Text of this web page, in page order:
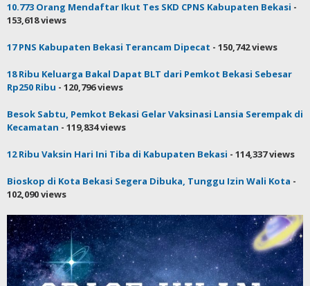
10.773 Orang Mendaftar Ikut Tes SKD CPNS Kabupaten Bekasi -
153,618 views
17 PNS Kabupaten Bekasi Terancam Dipecat - 150,742 views
18 Ribu Keluarga Bakal Dapat BLT dari Pemkot Bekasi Sebesar
Rp250 Ribu - 120,796 views
Besok Sabtu, Pemkot Bekasi Gelar Vaksinasi Lansia Serempak di
Kecamatan - 119,834 views
12 Ribu Vaksin Hari Ini Tiba di Kabupaten Bekasi - 114,337 views
Bioskop di Kota Bekasi Segera Dibuka, Tunggu Izin Wali Kota -
102,090 views